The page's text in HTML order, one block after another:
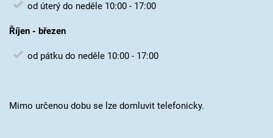
od úterý do neděle 10:00 - 17:00
Říjen - březen
od pátku do neděle 10:00 - 17:00
Mimo určenou dobu se lze domluvit telefonicky.